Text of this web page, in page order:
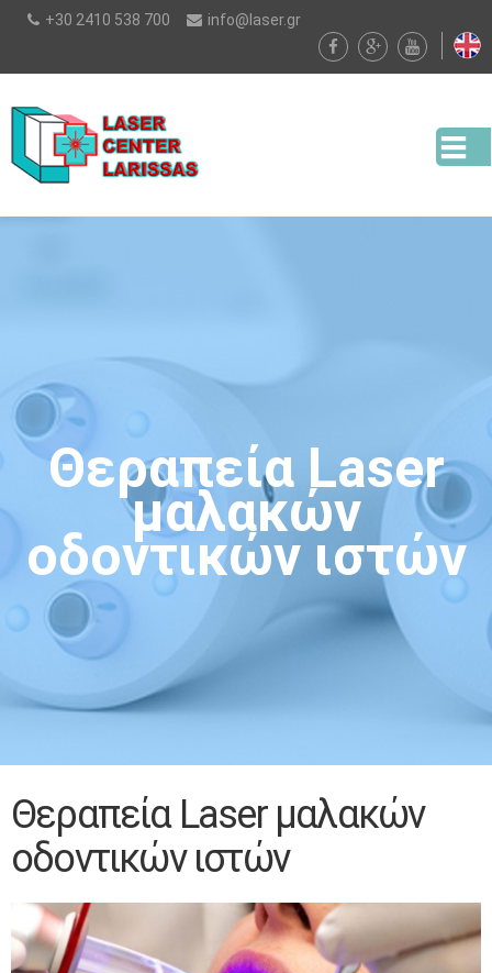
Παράκαμψη
προς το
περιεχόμενο
+30 2410 538 700 info@laser.gr
Θεραπεία Laser
μαλακών
οδοντικών ιστών
Θεραπεία Laser μαλακών
οδοντικών ιστών